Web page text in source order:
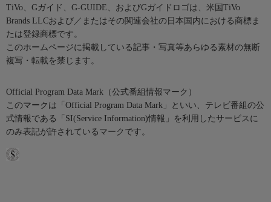
TiVo、Gガイド、G-GUIDE、およびGガイドロゴは、米国TiVo
Brands LLCおよび／またはその関連会社の日本国内における商標ま
たは登録商標です。
このホームページに掲載している記事・写真等あらゆる素材の無断
複写・転載を禁じます。
Official Program Data Mark（公式番組情報マーク）
このマークは「Official Program Data Mark」といい、テレビ番組の公
式情報である「SI(Service Information)情報」を利用したサービスに
のみ表記が許されているマークです。